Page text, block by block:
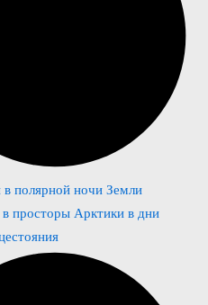
полярной ночи Земли
просторы Арктики в дни